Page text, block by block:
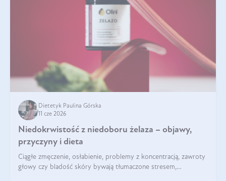
Dietetyk Paulina Górska
11 cze 2026
Niedokrwistość z niedoboru żelaza – objawy,
przyczyny i dieta
Ciągłe zmęczenie, osłabienie, problemy z koncentracją, zawroty
głowy czy bladość skóry bywają tłumaczone stresem,